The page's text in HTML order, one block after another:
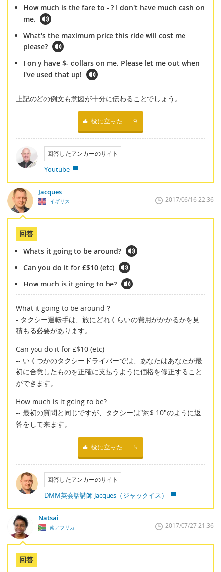
How much is the fare to - ? I don't have much cash on
me.
What's the maximum price this ride will cost me
please?
I only have $- dollars on me. Please let me out when
I've used that up!
上記のどの例文も意図が十分に伝わることでしょう。
役に立った 9
回答したアンカーのサイト
Youtube
Jacques
イギリス 2017/06/16 22:36
回答
Whats it going to be around?
Can you do it for £$10 (etc)
How much is it going to be?
What it going to be around？
- タクシー運転手は、旅にどれくらいの費用がかかるかを見
積もる必要があります。
Can you do it for £$10 (etc)
-- いくつかのタクシードライバーでは、あなたはあなたが最
初に合意したものを正確に支払うように価格を修正すること
ができます。
How much is it going to be?
-- 最初の質問と同じですが、タクシーは"約$ 10"のように返
答をして来ます。
役に立った 5
回答したアンカーのサイト
DMM英会話講師 Jacques（ジャックイス）
Natsai
南アフリカ 2017/07/27 21:36
回答